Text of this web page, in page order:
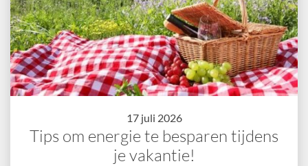
17 juli 2026
Tips om energie te besparen tijdens
je vakantie!